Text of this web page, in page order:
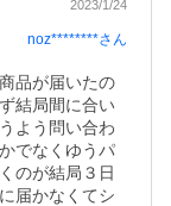
2023/1/24
noz********さん
品が届いたの
結局間に合い
よう問い合わ
でなくゆうパ
のが結局３日
届かなくてシ